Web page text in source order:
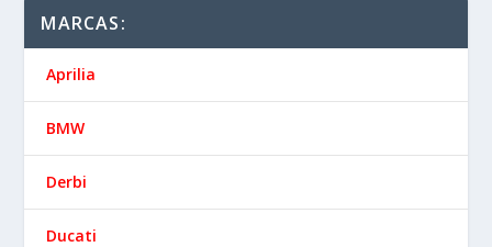
MARCAS:
Aprilia
BMW
Derbi
Ducati